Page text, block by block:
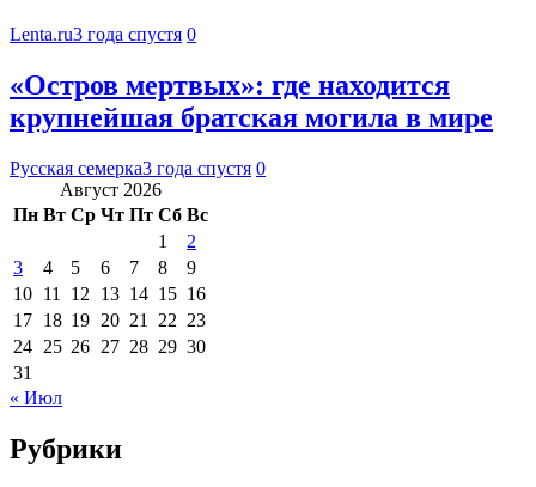
Lenta.ru3 года спустя 0
«Остров мертвых»: где находится
крупнейшая братская могила в мире
Русская семерка3 года спустя 0
Август 2026
Пн Вт Ср Чт Пт Сб Вс
1
2
3
4 5 6 7 8
9
10 11 12 13 14 15 16
17 18 19 20 21 22 23
24 25 26 27 28 29 30
31
« Июл
Рубрики